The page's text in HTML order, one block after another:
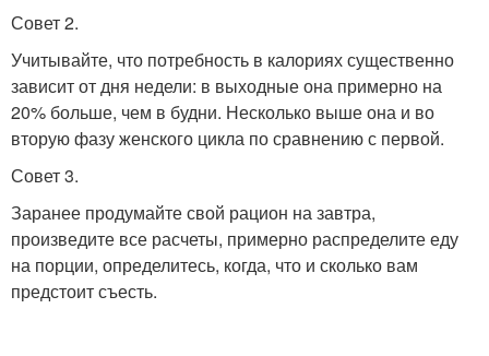
Совет 2.
Учитывайте, что потребность в калориях существенно
зависит от дня недели: в выходные она примерно на
20% больше, чем в будни. Несколько выше она и во
вторую фазу женского цикла по сравнению с первой.
Совет 3.
Заранее продумайте свой рацион на завтра,
произведите все расчеты, примерно распределите еду
на порции, определитесь, когда, что и сколько вам
предстоит съесть.